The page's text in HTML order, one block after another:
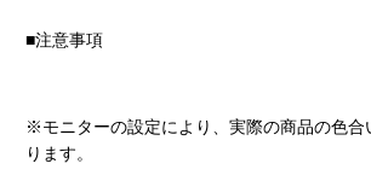
■注意事項
※モニターの設定により、実際の商品の色合
ります。